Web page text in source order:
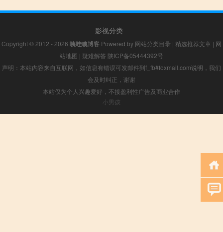
影视分类
Copyright © 2012 - 2026 咦哇噢博客 Powered by 网站分类目录 | 精选推荐文章 | 网
站地图 | 疑难解答 陕ICP备05444392号
声明：本站内容来自互联网，如信息有错误可发邮件到f_fb#foxmail.com说明，我们
会及时纠正，谢谢
本站仅为个人兴趣爱好，不接盈利性广告及商业合作
小男孩